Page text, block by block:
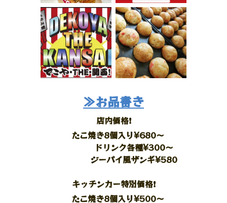
≫お品書き
店内価格❗️
たこ焼き8個入り¥680〜
ドリンク各種¥300〜
ジーパイ風ザンギ¥580
キッチンカー特別価格❗️
たこ焼き8個入り¥500〜